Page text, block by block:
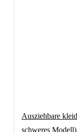
Ausziehbare
schweres